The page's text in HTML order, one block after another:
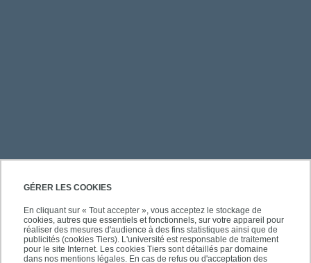
GÉRER LES COOKIES
En cliquant sur « Tout accepter », vous acceptez le stockage de
cookies, autres que essentiels et fonctionnels, sur votre appareil pour
réaliser des mesures d'audience à des fins statistiques ainsi que de
publicités (cookies Tiers). L'université est responsable de traitement
pour le site Internet. Les cookies Tiers sont détaillés par domaine
dans nos mentions légales. En cas de refus ou d'acceptation des
PRATIQUE
ACCÈS RAPIDES